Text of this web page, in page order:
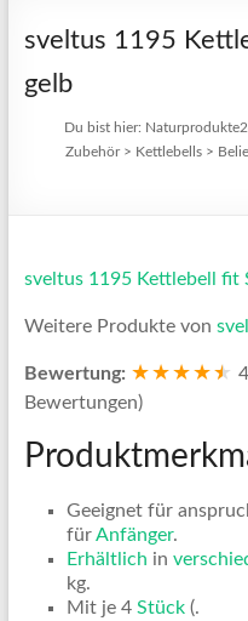
sveltus 1195
gelb
Du bist hier:
Zubehör> Kettlebells >
sveltus 1195 Kettlebell fit
Weitere Produkte von
Bewertung: ★★★★★
★
Bewertungen)
Geeignet für
fürAnfänger.
Erhältlich in
kg.
Mit je 4 Stück(.